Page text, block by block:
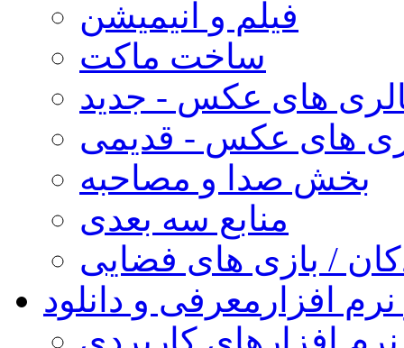
فیلم و انیمیشن
ساخت ماکت
های عکس - جدید
های عکس - قدیمی
بخش صدا و مصاحبه
منابع سه بعدی
/ بازی های فضایی
افزار معرفی و دانلود
نرم افزارهای کاربردی